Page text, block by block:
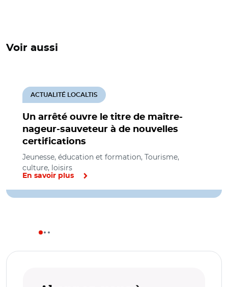
Voir aussi
Un arrêté ouvre le titre de maître-
nageur-sauveteur à de nouvelles
certifications
ACTUALITÉ LOCALTIS
Jeunesse, éducation et formation, Tourisme,
culture, loisirs
En savoir plus